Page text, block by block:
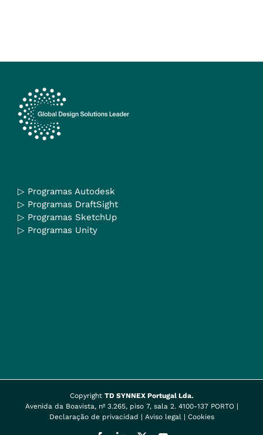
▷ Programas Autodesk
▷ Programas DraftSight
▷ Programas SketchUp
▷ Programas Unity
Copyright TD SYNNEX Portugal Lda.
Avenida da Boavista, nº 3.265, piso 7, sala 2. 4100-137 PORTO |
Declaração de privacidad | Aviso legal| Cookies